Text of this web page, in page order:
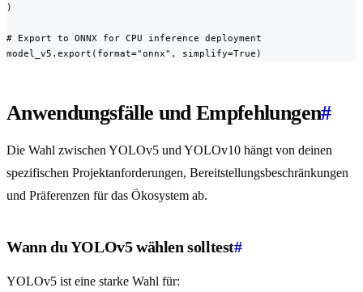
)
# Export to ONNX for CPU inference deployment
model_v5.export(format="onnx", simplify=True)
Anwendungsfälle und Empfehlungen#
Die Wahl zwischen YOLOv5 und YOLOv10 hängt von deinen
spezifischen Projektanforderungen, Bereitstellungsbeschränkungen
und Präferenzen für das Ökosystem ab.
Wann du YOLOv5 wählen solltest#
YOLOv5 ist eine starke Wahl für: